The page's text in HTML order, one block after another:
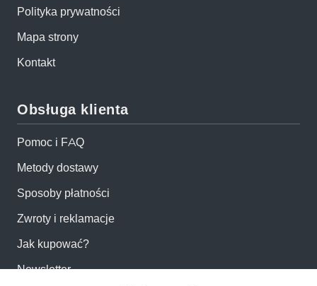
Polityka prywatności
Mapa strony
Kontakt
Obsługa klienta
Pomoc i FAQ
Metody dostawy
Sposoby płatności
Zwroty i reklamacje
Jak kupować?
Newsletter